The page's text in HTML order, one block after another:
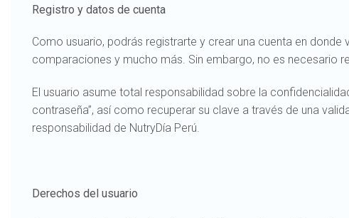
Registro y datos de cuenta
Como usuario, podrás registrarte y crear una cuenta en
comparaciones y mucho más. Sin embargo, no es necesario
El usuario asume total responsabilidad sobre la
contraseña”, así como recuperar su clave a través de una
responsabilidad de NutryDía Perú.
Derechos del usuario